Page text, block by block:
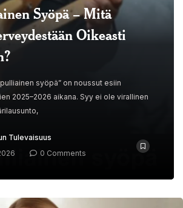
Syöpä – Mitä
Oikeasti
syöpä” on noussut esiin
2025–2026 aikana. Syy ei ole virallinen
Tulevaisuus
0 Comments